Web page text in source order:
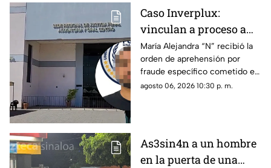
Caso Inverplux:
vinculan a proceso a
Isaac Andrey “N” y
detienen a segunda
implicada en
megafraude
María Alejandra “N” recibió la
orden de aprehensión por
fraude específico cometido en
Sinaloa, mientras que el primer
agosto 06, 2026 10:30 p. m.
As3sin4n a un hombre
en la puerta de una